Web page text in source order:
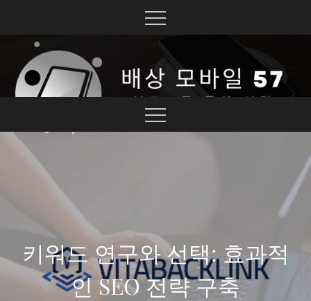
content
배상 모바일 57
블로그를 통한 연결
키워드 연구와 선택: 효과적
인 SEO 전략 구축